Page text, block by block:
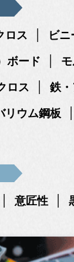
ロス | ビ
ボード |
ロス | 鉄・
リウム鋼板 |
| 意匠性 |